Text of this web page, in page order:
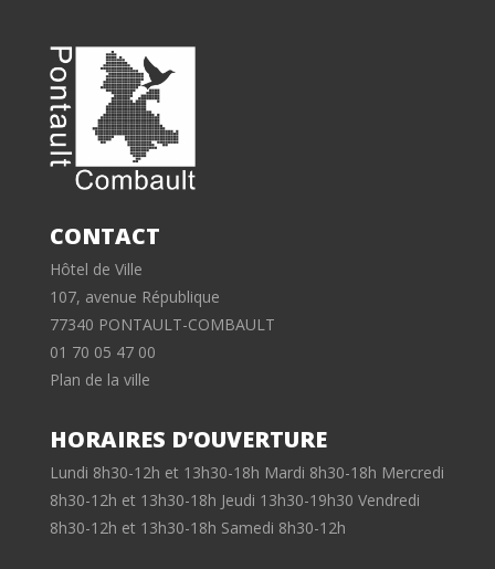
CONTACT
Hôtel de Ville
107, avenue République
77340 PONTAULT-COMBAULT
01 70 05 47 00
Plan de la ville
HORAIRES D’OUVERTURE
Lundi 8h30-12h et 13h30-18h Mardi 8h30-18h Mercredi
8h30-12h et 13h30-18h Jeudi 13h30-19h30 Vendredi
8h30-12h et 13h30-18h Samedi 8h30-12h